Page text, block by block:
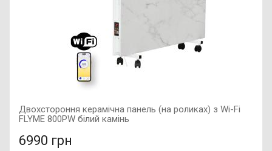
Двохстороння керамічна панель (на роликах) з Wi-Fi
FLYME 800PW білий камінь
6990 грн